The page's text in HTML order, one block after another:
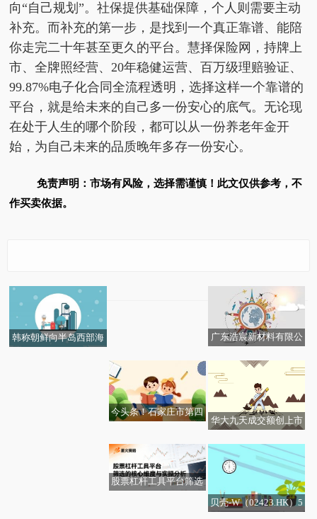
向“自己规划”。社保提供基础保障，个人则需要主动
补充。而补充的第一步，是找到一个真正靠谱、能陪
你走完二十年甚至更久的平台。慧择保险网，持牌上
市、全牌照经营、20年稳健运营、百万级理赔验证、
99.87%电子化合同全流程透明，选择这样一个靠谱的
平台，就是给未来的自己多一份安心的底气。无论现
在处于人生的哪个阶段，都可以从一份养老年金开
始，为自己未来的品质晚年多存一份安心。
免责声明：市场有风险，选择需谨慎！此文仅供参考，不
作买卖依据。
韩称朝鲜向半岛西部海
广东浩宸新材料有限公
今头条！石家庄市第四
小学举办
华大九天成交额创上市
股票杠杆工具平台筛选
贝壳-W（02423.HK）5